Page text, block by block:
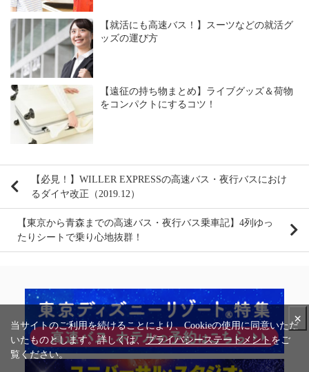
【就活にも高速バス！】スーツなどの就活グ
ッズの運び方
【遠征の持ち物まとめ】ライブグッズ＆荷物
をコンパクトにするコツ！
【必見！】WILLER EXPRESSの高速バス・夜行バスにおけ
るダイヤ改正（2019.12）
【東京から青森までの高速バス・夜行バス乗車記】4列ゆっ
たりシートで乗り心地抜群！
×
当サイトのご利用を続けることにより、Cookieの使用に同意いただ
いたものとします。詳しくは、プライバシーステートメント をご
覧ください。